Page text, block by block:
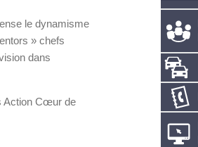
le dynamisme
» chefs
dans
Action Cœur de